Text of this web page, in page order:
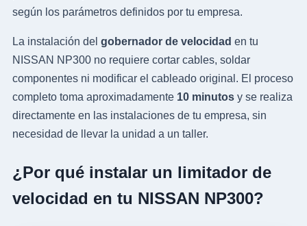
según los parámetros definidos por tu empresa.
La instalación del gobernador de velocidad en tu
NISSAN NP300 no requiere cortar cables, soldar
componentes ni modificar el cableado original. El proceso
completo toma aproximadamente 10 minutosy se realiza
directamente en las instalaciones de tu empresa, sin
necesidad de llevar la unidad a un taller.
¿Por qué instalar un limitador de
velocidad en tu NISSAN NP300?